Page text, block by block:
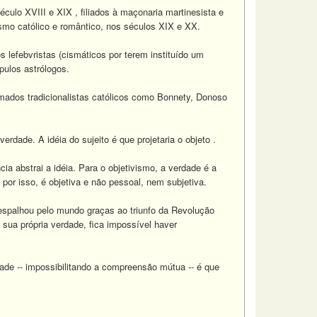
XVIII e XIX , filiados à maçonaria martinesista e
católico e romântico, nos séculos XIX e XX.
lefebvristas (cismáticos por terem instituído um
astrólogos.
tradicionalistas católicos como Bonnety, Donoso
A idéia do sujeito é que projetaria o objeto .
abstrai a idéia. Para o objetivismo, a verdade é a
isso, é objetiva e não pessoal, nem subjetiva.
pelo mundo graças ao triunfo da Revolução
própria verdade, fica impossível haver
-- impossibilitando a compreensão mútua -- é que